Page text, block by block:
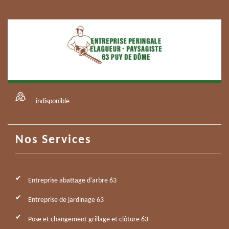
indisponible
Nos Services
Entreprise abattage d'arbre 63
Entreprise de jardinage 63
Pose et changement grillage et clôture 63